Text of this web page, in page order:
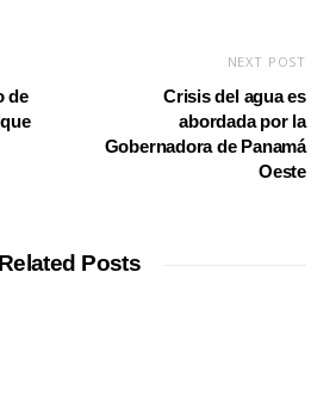
de
NEXT POST
Crisis del agua es
abordada por la
Gobernadora de Panamá
Oeste
Related Posts